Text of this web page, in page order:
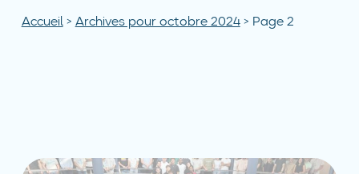
Accueil> Archives pour octobre 2024> Page 2